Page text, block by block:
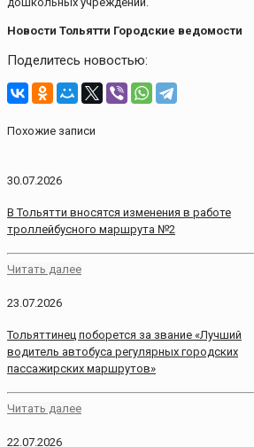
Новости Тольятти Городские ведомости
Поделитесь новостью:
Похожие записи
30.07.2026
В Тольятти вносятся изменения в работе
троллейбусного маршрута №2
Читать далее
23.07.2026
Тольяттинец поборется за звание «Лучший
водитель автобуса регулярных городских
пассажирских маршрутов»
Читать далее
22.07.2026